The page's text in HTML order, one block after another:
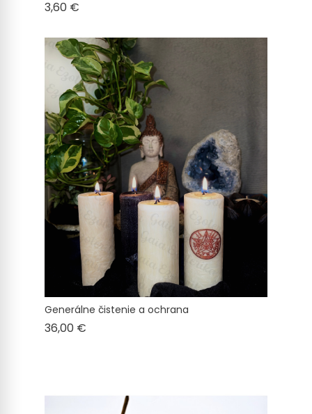
3,60 €
Generálne čistenie a ochrana
36,00 €